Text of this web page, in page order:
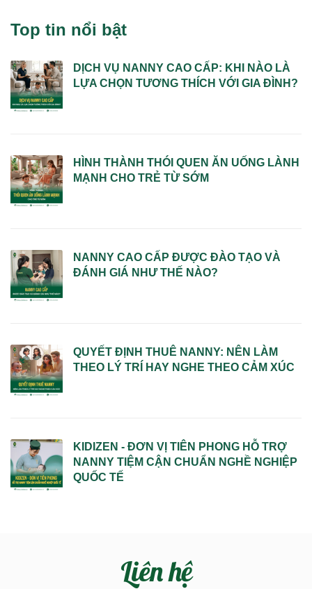
Top tin nổi bật
DỊCH VỤ NANNY CAO CẤP: KHI NÀO LÀ
LỰA CHỌN TƯƠNG THÍCH VỚI GIA ĐÌNH?
HÌNH THÀNH THÓI QUEN ĂN UỐNG LÀNH
MẠNH CHO TRẺ TỪ SỚM
NANNY CAO CẤP ĐƯỢC ĐÀO TẠO VÀ
ĐÁNH GIÁ NHƯ THẾ NÀO?
QUYẾT ĐỊNH THUÊ NANNY: NÊN LÀM
THEO LÝ TRÍ HAY NGHE THEO CẢM XÚC
KIDIZEN - ĐƠN VỊ TIÊN PHONG HỖ TRỢ
NANNY TIỆM CẬN CHUẨN NGHỀ NGHIỆP
QUỐC TẾ
Liên hệ